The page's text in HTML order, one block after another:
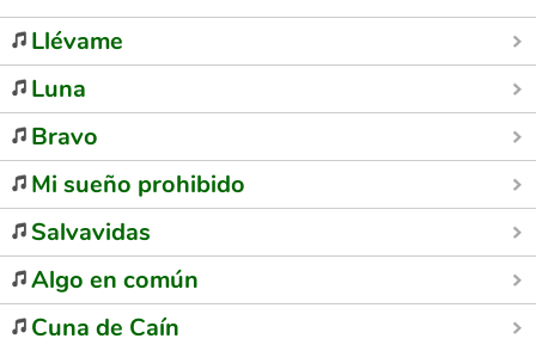
Llévame
Luna
Bravo
Mi sueño prohibido
Salvavidas
Algo en común
Cuna de Caín